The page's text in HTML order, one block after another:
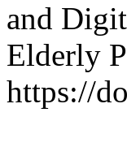
and
Elderly
https://